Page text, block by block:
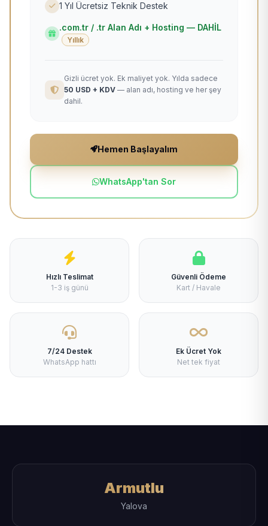
1 Yıl Ücretsiz Teknik Destek
.com.tr / .tr Alan Adı + Hosting — DAHİL
Yıllık
Gizli ücret yok. Ek maliyet yok. Yılda sadece
50 USD + KDV — alan adı, hosting ve her şey
dahil.
Hemen Başlayalım
WhatsApp'tan Sor
Hızlı Teslimat
1-3 iş günü
Güvenli Ödeme
Kart / Havale
7/24 Destek
WhatsApp hattı
Ek Ücret Yok
Net tek fiyat
Armutlu
Yalova